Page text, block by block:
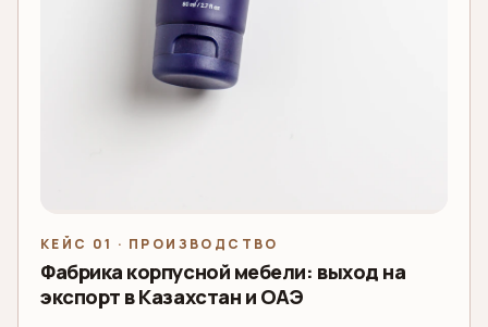
КЕЙС 01 · ПРОИЗВОДСТВО
Фабрика корпусной мебели: выход на
экспорт в Казахстан и ОАЭ